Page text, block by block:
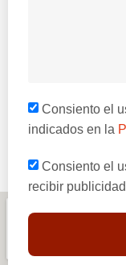
Consiento el
indicados en la
Consiento el
recibir